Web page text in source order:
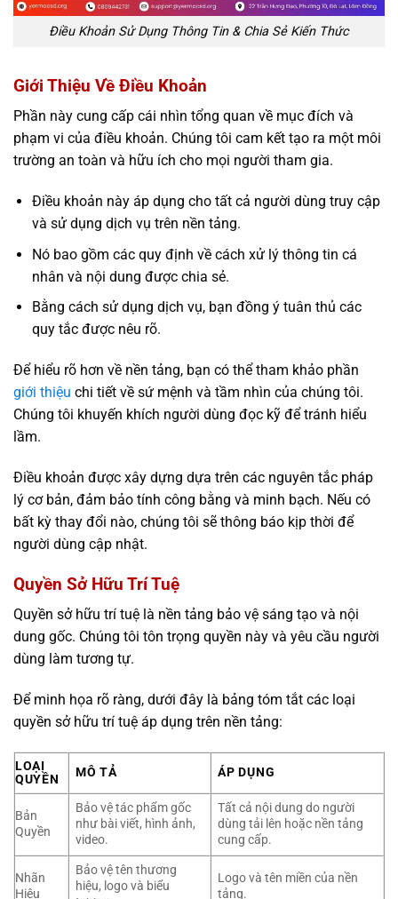
Điều Khoản Sử Dụng Thông Tin & Chia Sẻ Kiến Thức
Giới Thiệu Về Điều Khoản
Phần này cung cấp cái nhìn tổng quan về mục đích và
phạm vi của điều khoản. Chúng tôi cam kết tạo ra một môi
trường an toàn và hữu ích cho mọi người tham gia.
Điều khoản này áp dụng cho tất cả người dùng truy cập
và sử dụng dịch vụ trên nền tảng.
Nó bao gồm các quy định về cách xử lý thông tin cá
nhân và nội dung được chia sẻ.
Bằng cách sử dụng dịch vụ, bạn đồng ý tuân thủ các
quy tắc được nêu rõ.
Để hiểu rõ hơn về nền tảng, bạn có thể tham khảo phần
giới thiệu chi tiết về sứ mệnh và tầm nhìn của chúng tôi.
Chúng tôi khuyến khích người dùng đọc kỹ để tránh hiểu
lầm.
Điều khoản được xây dựng dựa trên các nguyên tắc pháp
lý cơ bản, đảm bảo tính công bằng và minh bạch. Nếu có
bất kỳ thay đổi nào, chúng tôi sẽ thông báo kịp thời để
người dùng cập nhật.
Quyền Sở Hữu Trí Tuệ
Quyền sở hữu trí tuệ là nền tảng bảo vệ sáng tạo và nội
dung gốc. Chúng tôi tôn trọng quyền này và yêu cầu người
dùng làm tương tự.
Để minh họa rõ ràng, dưới đây là bảng tóm tắt các loại
quyền sở hữu trí tuệ áp dụng trên nền tảng:
LOẠI
QUYỀN
MÔ TẢ ÁP DỤNG
Bản
Quyền
Bảo vệ tác phẩm gốc
như bài viết, hình ảnh,
video.
Tất cả nội dung do người
dùng tải lên hoặc nền tảng
cung cấp.
Nhãn
Hiệu
Bảo vệ tên thương
hiệu, logo và biểu
Logo và tên miền của nền
tảng.